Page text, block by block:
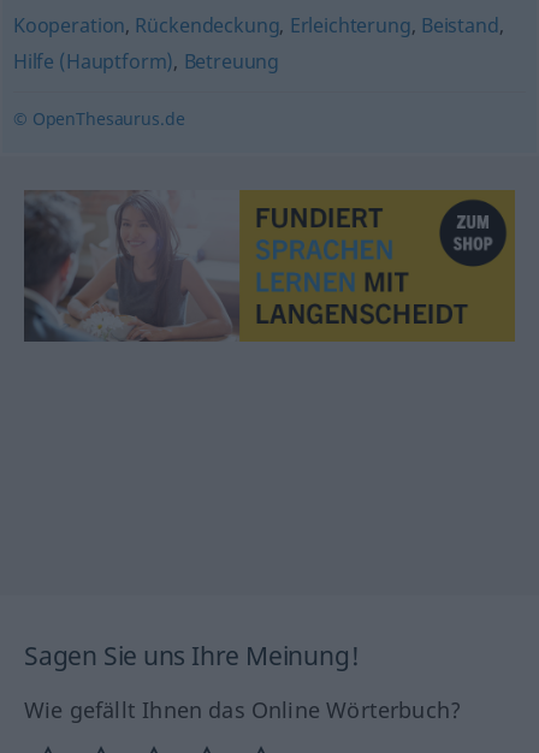
Kooperation, Rückendeckung, Erleichterung, Beistand,
Hilfe (Hauptform), Betreuung
© OpenThesaurus.de
Sagen Sie uns Ihre Meinung!
Wie gefällt Ihnen das Online Wörterbuch?